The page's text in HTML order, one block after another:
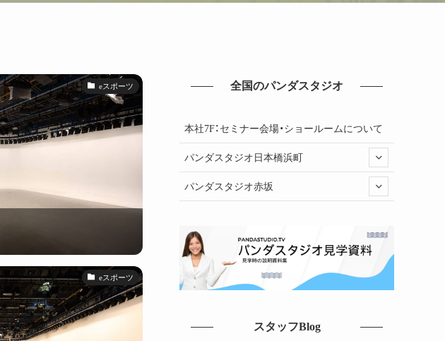
eスポーツ
eスポーツ
全国のパンダスタジオ
本社7F：セミナー会場・ショールームについて
パンダスタジオ日本橋浜町
パンダスタジオ赤坂
スタッフBlog